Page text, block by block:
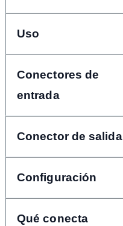
Uso
Conectores de
entrada
Conector de salida
Configuración
Qué conecta